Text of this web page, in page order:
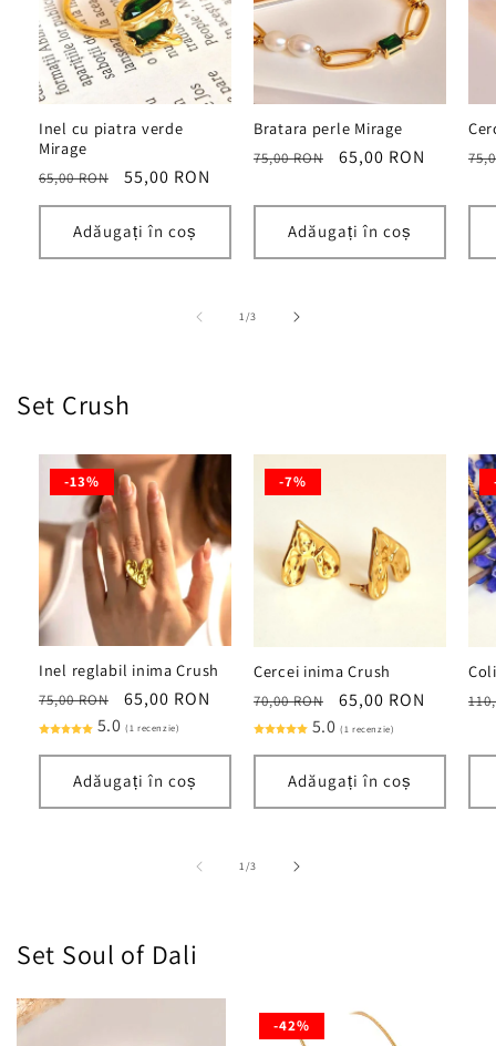
Inel cu piatra verde
Mirage
Preț
obișnuit
65,00 RON
Preț
redus
55,00 RON
Adăugați în coș
Bratara perle Mirage
Preț
75,00 RON
Preț
65,00 RON
Adăugați în coș
1/din
3
Set Crush
-13%
Inel reglabil inima Crush
Preț
obișnuit
75,00 RON
Preț
redus
65,00 RON
5.0 (1 recenzie)
Adăugați în coș
-7%
Cercei inima Crush
Preț
obișnuit
70,00 RON
Preț
redus
65,00 RON
5.0 (1 recenzie)
Adăugați în coș
1/din
3
Set Soul of Dali
-42%